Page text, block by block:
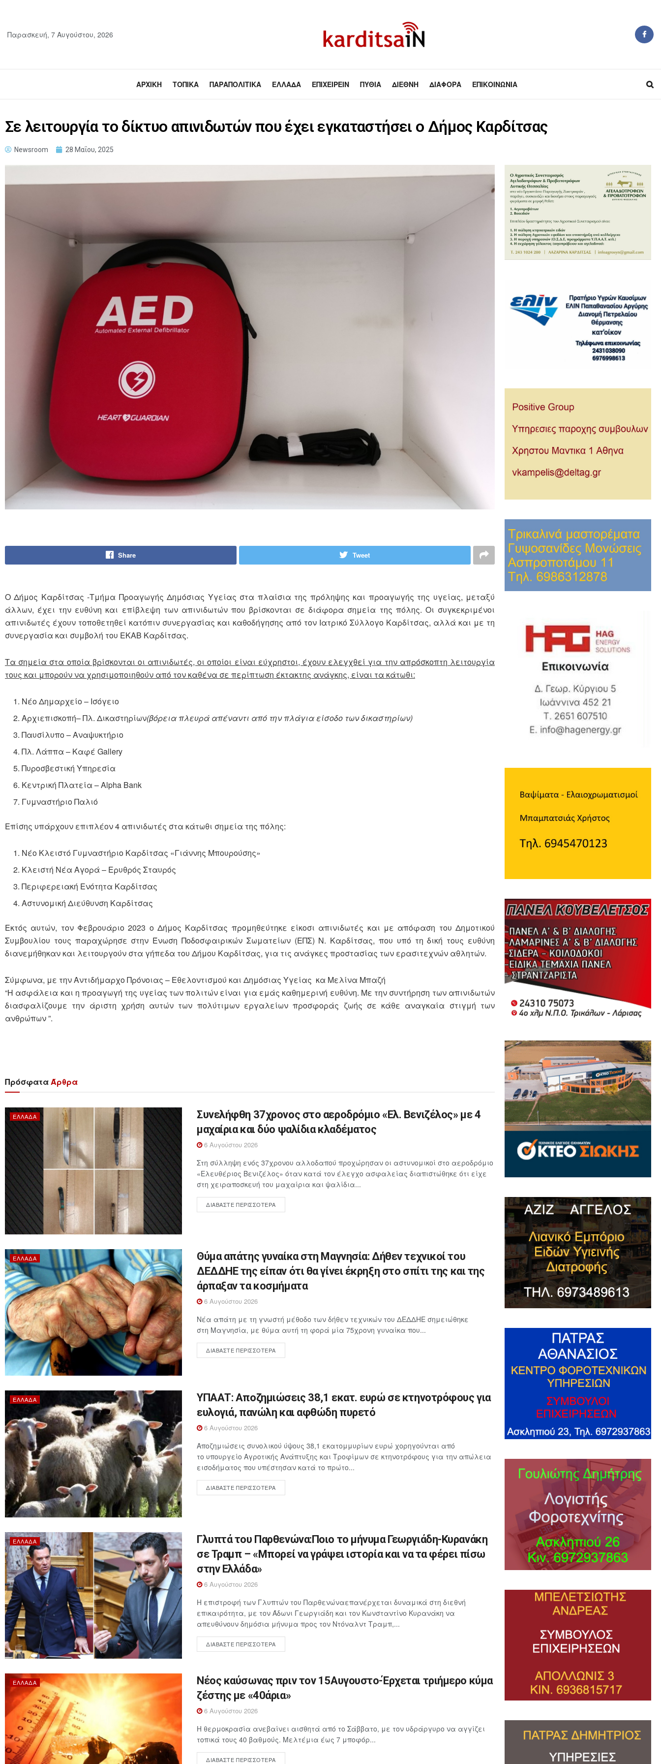
Παρασκευή, 7 Αυγούστου, 2026
ΑΡΧΙΚΉ ΤΟΠΙΚΆ ΠΑΡΑΠΟΛΙΤΙΚΆ ΕΛΛΆΔΑ ΕΠΙΧΕΙΡΕΊΝ ΠΥΘΊΑ ΔΙΕΘΝΉ ΔΙΆΦΟΡΑ ΕΠΙΚΟΙΝΩΝΊΑ
Σε λειτουργία το δίκτυο απινιδωτών που έχει εγκαταστήσει ο Δήμος Καρδίτσας
Newsroom 28 Μαΐου, 2025
Share Tweet
Ο Δήμος Καρδίτσας -Τμήμα Προαγωγής Δημόσιας Υγείας στα πλαίσια της πρόληψης και προαγωγής της υγείας, μεταξύ
άλλων, έχει την ευθύνη και επίβλεψη των απινιδωτών που βρίσκονται σε διάφορα σημεία της πόλης. Οι συγκεκριμένοι
απινιδωτές έχουν τοποθετηθεί κατόπιν συνεργασίας και καθοδήγησης από τον Ιατρικό Σύλλογο Καρδίτσας, αλλά και με τη
συνεργασία και συμβολή του ΕΚΑΒ Καρδίτσας.
Τα σημεία στα οποία βρίσκονται οι απινιδωτές, οι οποίοι είναι εύχρηστοι, έχουν ελεγχθεί για την απρόσκοπτη λειτουργία
τους και μπορούν να χρησιμοποιηθούν από τον καθένα σε περίπτωση έκτακτης ανάγκης, είναι τα κάτωθι:
Νέο Δημαρχείο – Ισόγειο
Αρχιεπισκοπή– Πλ. Δικαστηρίων(βόρεια πλευρά απέναντι από την πλάγια είσοδο των δικαστηρίων)
Παυσίλυπο – Αναψυκτήριο
Πλ. Λάππα – Καφέ Gallery
Πυροσβεστική Υπηρεσία
Κεντρική Πλατεία – Alpha Bank
Γυμναστήριο Παλιό
Επίσης υπάρχουν επιπλέον 4 απινιδωτές στα κάτωθι σημεία της πόλης:
Νέο Κλειστό Γυμναστήριο Καρδίτσας «Γιάννης Μπουρούσης»
Κλειστή Νέα Αγορά – Ερυθρός Σταυρός
Περιφερειακή Ενότητα Καρδίτσας
Αστυνομική Διεύθυνση Καρδίτσας
Εκτός αυτών, τον Φεβρουάριο 2023 ο Δήμος Καρδίτσας προμηθεύτηκε είκοσι απινιδωτές και με απόφαση του Δημοτικού
Συμβουλίου τους παραχώρησε στην Ένωση Ποδοσφαιρικών Σωματείων (ΕΠΣ) Ν. Καρδίτσας, που υπό τη δική τους ευθύνη
διανεμήθηκαν και λειτουργούν στα γήπεδα του Δήμου Καρδίτσας, για τις ανάγκες προστασίας των ερασιτεχνών αθλητών.
Σύμφωνα, με την Αντιδήμαρχο Πρόνοιας – Εθελοντισμού και Δημόσιας Υγείας κα Μελίνα Μπαζή
“Η ασφάλεια και η προαγωγή της υγείας των πολιτών είναι για εμάς καθημερινή ευθύνη. Με την συντήρηση των απινιδωτών
διασφαλίζουμε την άριστη χρήση αυτών των πολύτιμων εργαλείων προσφοράς ζωής σε κάθε αναγκαία στιγμή των
ανθρώπων ”.
ΠρόσφαταΆρθρα
ΕΛΛΆΔΑ
Συνελήφθη 37χρονος στο αεροδρόμιο «Ελ. Βενιζέλος» με 4
μαχαίρια και δύο ψαλίδια κλαδέματος
6 Αυγούστου 2026
Στη σύλληψη ενός 37χρονου αλλοδαπού προχώρησαν οι αστυνομικοί στο αεροδρόμιο
«Ελευθέριος Βενιζέλος» όταν κατά τον έλεγχο ασφαλείας διαπιστώθηκε ότι είχε
στη χειραποσκευή του μαχαίρια και ψαλίδια...
ΔΙΑΒΆΣΤΕ ΠΕΡΙΣΣΌΤΕΡΑ
ΕΛΛΆΔΑ
Θύμα απάτης γυναίκα στη Μαγνησία: Δήθεν τεχνικοί του
ΔΕΔΔΗΕ της είπαν ότι θα γίνει έκρηξη στο σπίτι της και της
άρπαξαν τα κοσμήματα
6 Αυγούστου 2026
Νέα απάτη με τη γνωστή μέθοδο των δήθεν τεχνικών του ΔΕΔΔΗΕ σημειώθηκε
στη Μαγνησία, με θύμα αυτή τη φορά μία 75χρονη γυναίκα που...
ΔΙΑΒΆΣΤΕ ΠΕΡΙΣΣΌΤΕΡΑ
ΕΛΛΆΔΑ
ΥΠΑΑΤ: Αποζημιώσεις 38,1 εκατ. ευρώ σε κτηνοτρόφους για
ευλογιά, πανώλη και αφθώδη πυρετό
6 Αυγούστου 2026
Αποζημιώσεις συνολικού ύψους 38,1 εκατομμυρίων ευρώ χορηγούνται από
το υπουργείο Αγροτικής Ανάπτυξης και Τροφίμων σε κτηνοτρόφους για την απώλεια
εισοδήματος που υπέστησαν κατά το πρώτο...
ΔΙΑΒΆΣΤΕ ΠΕΡΙΣΣΌΤΕΡΑ
ΕΛΛΆΔΑ
Γλυπτά του Παρθενώνα:Ποιο το μήνυμα Γεωργιάδη-Κυρανάκη
σε Τραμπ – «Μπορεί να γράψει ιστορία και να τα φέρει πίσω
στην Ελλάδα»
6 Αυγούστου 2026
Η επιστροφή των Γλυπτών του Παρθενώναεπανέρχεται δυναμικά στη διεθνή
επικαιρότητα, με τον Άδωνι Γεωργιάδη και τον Κωνσταντίνο Κυρανάκη να
απευθύνουν δημόσια μήνυμα προς τον Ντόναλντ Τραμπ,...
ΔΙΑΒΆΣΤΕ ΠΕΡΙΣΣΌΤΕΡΑ
ΕΛΛΆΔΑ
Νέος καύσωνας πριν τον 15Αυγουστο-Έρχεται τριήμερο κύμα
ζέστης με «40άρια»
6 Αυγούστου 2026
Η θερμοκρασία ανεβαίνει αισθητά από το Σάββατο, με τον υδράργυρο να αγγίζει
τοπικά τους 40 βαθμούς. Μελτέμια έως 7 μποφόρ...
ΔΙΑΒΆΣΤΕ ΠΕΡΙΣΣΌΤΕΡΑ